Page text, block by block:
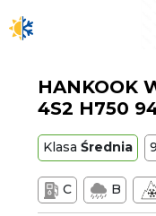
HANKOOK
4S2 H750
KlasaŚrednia
C B